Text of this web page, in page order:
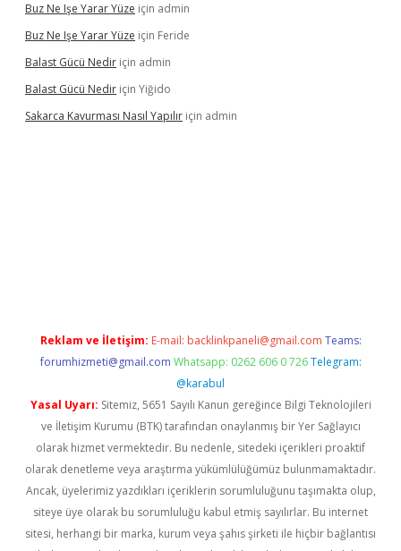
Buz Ne Işe Yarar Yüze için admin
Buz Ne Işe Yarar Yüze için Feride
Balast Gücü Nedir için admin
Balast Gücü Nedir için Yiğido
Sakarca Kavurması Nasıl Yapılır için admin
Reklam ve İletişim: E-mail: backlinkpaneli@gmail.com Teams:
forumhizmeti@gmail.com Whatsapp: 0262 606 0 726 Telegram:
@karabul
Yasal Uyarı: Sitemiz, 5651 Sayılı Kanun gereğince Bilgi Teknolojileri
ve İletişim Kurumu (BTK) tarafından onaylanmış bir Yer Sağlayıcı
olarak hizmet vermektedir. Bu nedenle, sitedeki içerikleri proaktif
olarak denetleme veya araştırma yükümlülüğümüz bulunmamaktadır.
Ancak, üyelerimiz yazdıkları içeriklerin sorumluluğunu taşımakta olup,
siteye üye olarak bu sorumluluğu kabul etmiş sayılırlar. Bu internet
sitesi, herhangi bir marka, kurum veya şahıs şirketi ile hiçbir bağlantısı